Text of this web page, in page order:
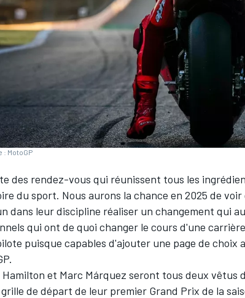
: MotoGP
des rendez-vous qui réunissent tous les
du sport. Nous aurons la chance en 2025 de
dans leur discipline réaliser un changement qui
qui ont de quoi changer le cours d'une
puisque capables d'ajouter une page de choix
Hamilton et Marc Márquez seront tous deux vêtus
de départ de leur premier Grand Prix de la